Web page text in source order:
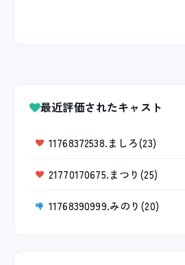
最近評価されたキャスト
11768372538.ましろ(23)
21770170675.まつり(25)
11768390999.みのり(20)